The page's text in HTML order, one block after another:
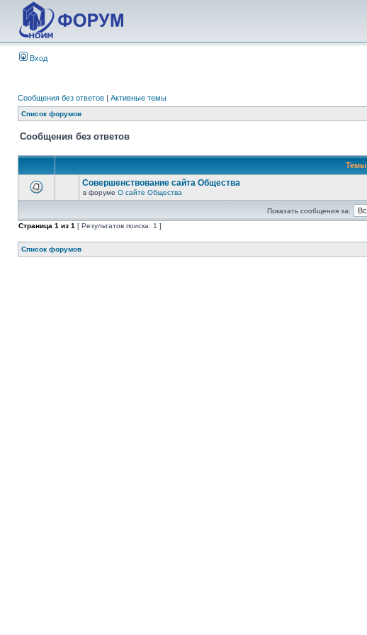
Вход
Сообщения без ответов | Активные темы
Список форумов
Сообщения без ответов
Темы
Совершенствование сайта Общества
в форуме О сайте Общества
Показать сообщения за:
Страница 1 из 1 [ Результатов поиска: 1 ]
Список форумов